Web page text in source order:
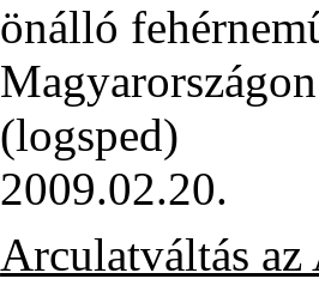
önálló
(logsped)
2009.02.20.
Arculatváltás az